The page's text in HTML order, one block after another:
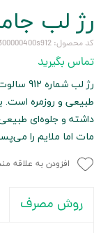
رژ لب
کد محصول: 1300000400s912
تماس بگیرید
رژ لب
طبیعی و روزمره است.
داشته و جلوه‌ای
مات اما ملایم را
افزودن به علاقه
روش مصرف